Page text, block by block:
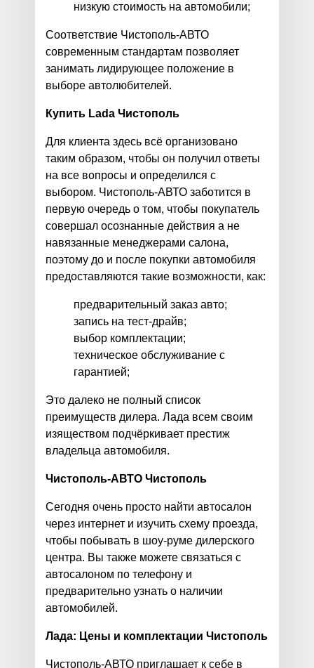
низкую стоимость на автомобили;
Соответствие Чистополь-АВТО
современным стандартам позволяет
занимать лидирующее положение в
выборе автолюбителей.
Купить Lada Чистополь
Для клиента здесь всё организовано
таким образом, чтобы он получил ответы
на все вопросы и определился с
выбором. Чистополь-АВТО заботится в
первую очередь о том, чтобы покупатель
совершал осознанные действия а не
навязанные менеджерами салона,
поэтому до и после покупки автомобиля
предоставляются такие возможности, как:
предварительный заказ авто;
запись на тест-драйв;
выбор комплектации;
техническое обслуживание с
гарантией;
Это далеко не полный список
преимуществ дилера. Лада всем своим
изяществом подчёркивает престиж
владельца автомобиля.
Чистополь-АВТО Чистополь
Сегодня очень просто найти автосалон
через интернет и изучить схему проезда,
чтобы побывать в шоу-руме дилерского
центра. Вы также можете связаться с
автосалоном по телефону и
предварительно узнать о наличии
автомобилей.
Лада: Цены и комплектации Чистополь
Чистополь-АВТО приглашает к себе в